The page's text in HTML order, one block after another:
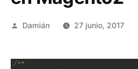
Publicado
Damián 27 junio, 2017